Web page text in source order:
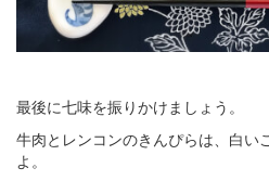
最後に七味を振りかけましょう。
牛肉とレンコンのきんぴらは、白い
よ。